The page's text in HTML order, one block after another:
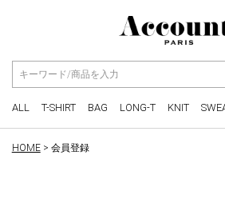
ALL T-SHIRT BAG LONG-T KNIT
HOME 会員登録